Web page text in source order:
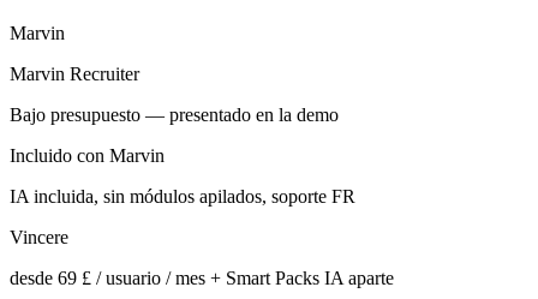
Marvin
Marvin Recruiter
Bajo presupuesto — presentado en la demo
Incluido con Marvin
IA incluida, sin módulos apilados, soporte FR
Vincere
desde 69 £ / usuario / mes + Smart Packs IA aparte